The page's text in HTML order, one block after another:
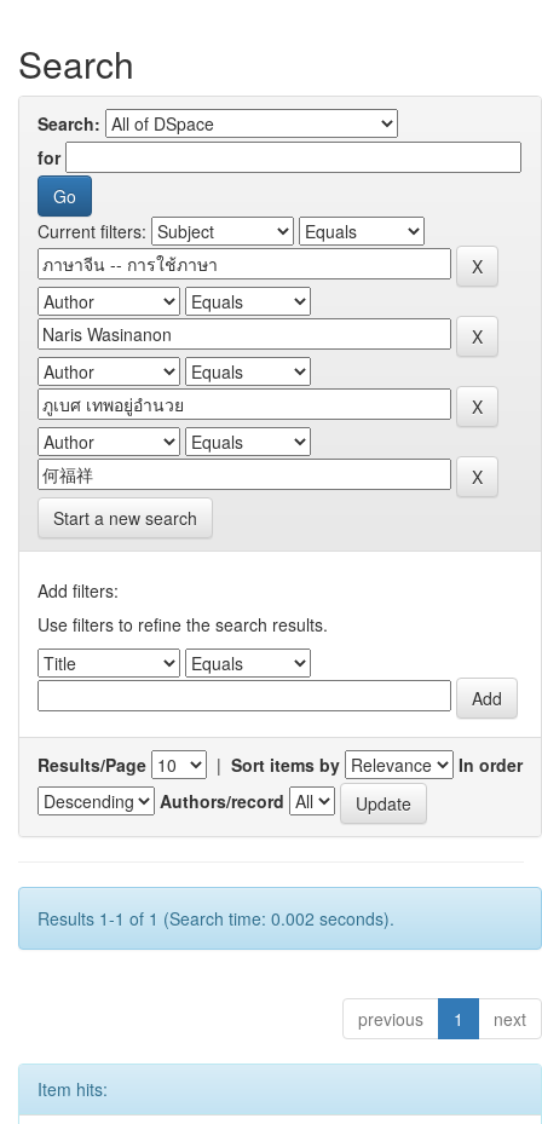
Search
Search:
for
Current filters:
Start a new search
Add filters:
Use filters to refine the search results.
Results/Page | Sort items by
In order
Authors/record
Results 1-1 of 1 (Search time: 0.002 seconds).
previous 1 next
Item hits: